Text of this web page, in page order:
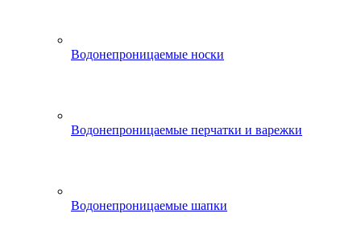
Водонепроницаемые носки
Водонепроницаемые перчатки и варежки
Водонепроницаемые шапки